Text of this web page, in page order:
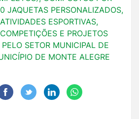
JAQUETAS PERSONALIZADOS,
ESPORTIVAS,
E PROJETOS
SETOR MUNICIPAL DE
DE MONTE ALEGRE